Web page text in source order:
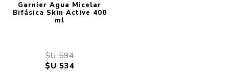
Garnier Agua Micelar
Bifásica Skin Active 400
ml
$U 594
$U 534